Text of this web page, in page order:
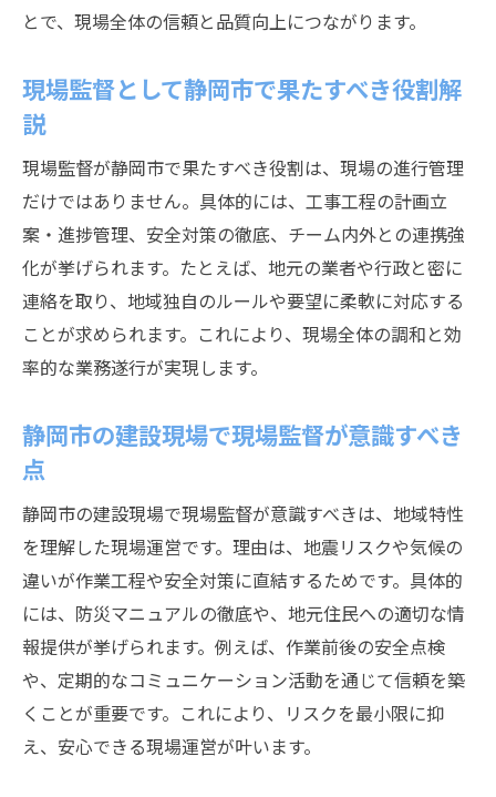
とで、現場全体の信頼と品質向上につながります。
現場監督として静岡市で果たすべき役割解
説
現場監督が静岡市で果たすべき役割は、現場の進行管理
だけではありません。具体的には、工事工程の計画立
案・進捗管理、安全対策の徹底、チーム内外との連携強
化が挙げられます。たとえば、地元の業者や行政と密に
連絡を取り、地域独自のルールや要望に柔軟に対応する
ことが求められます。これにより、現場全体の調和と効
率的な業務遂行が実現します。
静岡市の建設現場で現場監督が意識すべき
点
静岡市の建設現場で現場監督が意識すべきは、地域特性
を理解した現場運営です。理由は、地震リスクや気候の
違いが作業工程や安全対策に直結するためです。具体的
には、防災マニュアルの徹底や、地元住民への適切な情
報提供が挙げられます。例えば、作業前後の安全点検
や、定期的なコミュニケーション活動を通じて信頼を築
くことが重要です。これにより、リスクを最小限に抑
え、安心できる現場運営が叶います。